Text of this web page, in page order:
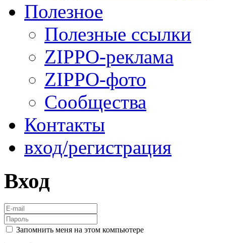
Полезное
Полезные ссылки
ZIPPO-реклама
ZIPPO-фото
Сообщества
Контакты
вход/регистрация
Вход
Запомнить меня на этом компьютере